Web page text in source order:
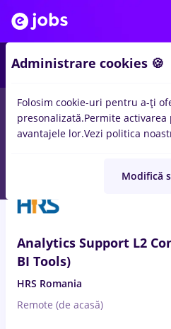
Salarii Full time Part
Analytics Support L2
BI Tools)
HRS Romania
Remote (de acasă)
Administrare cookies 🍪
Folosim cookie-uri pentru a-ți
presonalizată.Permite
avantajele lor.Vezi politica
Modifică